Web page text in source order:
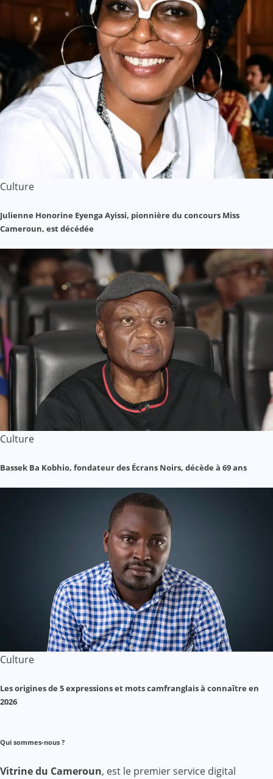
Culture
Julienne Honorine Eyenga Ayissi, pionnière du concours Miss
Cameroun, est décédée
Culture
Bassek Ba Kobhio, fondateur des Écrans Noirs, décède à 69 ans
Culture
Les origines de 5 expressions et mots camfranglais à connaître en
2026
Qui sommes-nous ?
Vitrine du Cameroun, est le premier service digital